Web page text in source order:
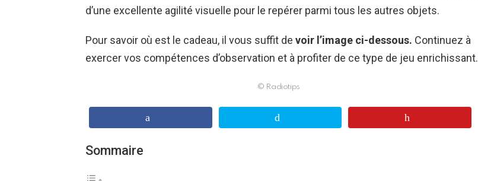
d’une excellente agilité visuelle pour le repérer parmi tous les autres objets.
Pour savoir où est le cadeau, il vous suffit de voir l’image ci-dessous. Continuez à
exercer vos compétences d’observation et à profiter de ce type de jeu enrichissant.
© Radiotips
Sommaire